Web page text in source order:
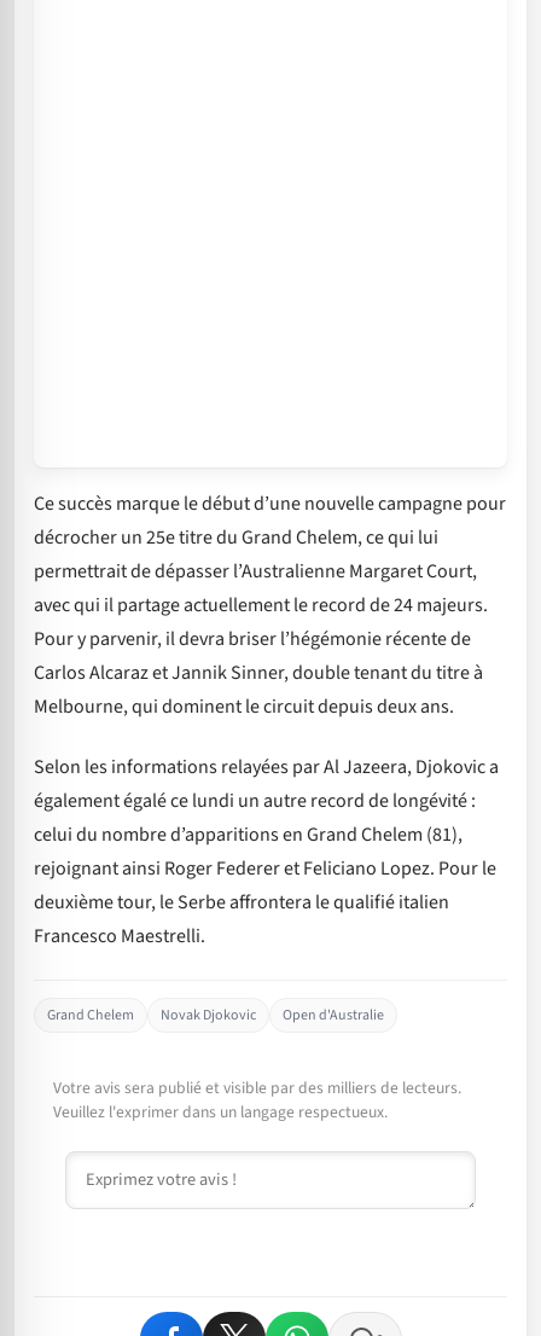
Ce succès marque le début d’une nouvelle campagne pour
décrocher un 25e titre du Grand Chelem, ce qui lui
permettrait de dépasser l’Australienne Margaret Court,
avec qui il partage actuellement le record de 24 majeurs.
Pour y parvenir, il devra briser l’hégémonie récente de
Carlos Alcaraz et Jannik Sinner, double tenant du titre à
Melbourne, qui dominent le circuit depuis deux ans.
Selon les informations relayées par Al Jazeera, Djokovic a
également égalé ce lundi un autre record de longévité :
celui du nombre d’apparitions en Grand Chelem (81),
rejoignant ainsi Roger Federer et Feliciano Lopez. Pour le
deuxième tour, le Serbe affrontera le qualifié italien
Francesco Maestrelli.
Grand Chelem Novak Djokovic Open d'Australie
Votre avis sera publié et visible par des milliers de lecteurs.
Veuillez l'exprimer dans un langage respectueux.
Commentaire